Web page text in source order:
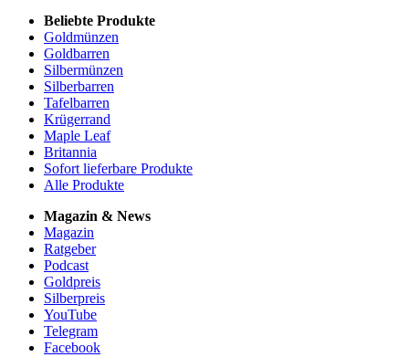
Beliebte Produkte
Goldmünzen
Goldbarren
Silbermünzen
Silberbarren
Tafelbarren
Krügerrand
Maple Leaf
Britannia
Sofort lieferbare Produkte
Alle Produkte
Magazin & News
Magazin
Ratgeber
Podcast
Goldpreis
Silberpreis
YouTube
Telegram
Facebook